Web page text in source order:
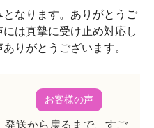
なります。ありがとうご
は真摯に受け止め対応し
りがとうございます。
お客様の声
発送から戻るまで、すご